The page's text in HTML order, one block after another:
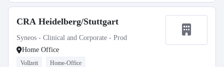
CRA Heidelberg/Stuttgart
Syneos - Clinical and Corporate - Prod
Home Office
Vollzeit Home-Office